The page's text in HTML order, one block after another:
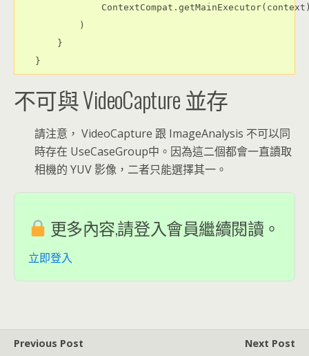
        )
    }
不可與 VideoCapture 並存
請注意， VideoCapture 跟 ImageAnalysis 不可以同
時存在 UseCaseGroup中。因為這二個都會一直讀取
相機的 YUV 影像，二者只能選擇其一。
更多內容,請登入會員繼續閱讀。
立即登入
Previous Post
Next Post